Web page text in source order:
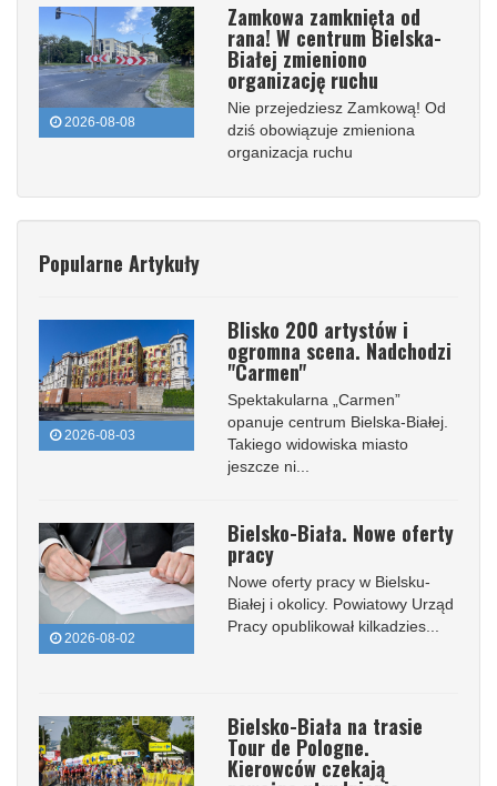
2026-08-08
Zamkowa zamknięta od
rana! W centrum Bielska-
Białej zmieniono
organizację ruchu
Nie przejedziesz Zamkową! Od
dziś obowiązuje zmieniona
organizacja ruchu
Popularne Artykuły
2026-08-03
Blisko 200 artystów i
ogromna scena. Nadchodzi
"Carmen"
Spektakularna „Carmen”
opanuje centrum Bielska-Białej.
Takiego widowiska miasto
jeszcze ni...
2026-08-02
Bielsko-Biała. Nowe oferty
pracy
Nowe oferty pracy w Bielsku-
Białej i okolicy. Powiatowy Urząd
Pracy opublikował kilkadzies...
Bielsko-Biała na trasie
Tour de Pologne.
Kierowców czekają